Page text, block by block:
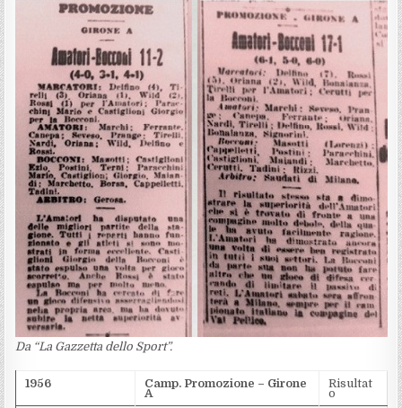
Da “La Gazzetta dello Sport”.
1956 Camp. Promozione – Girone
A
Risultat
o